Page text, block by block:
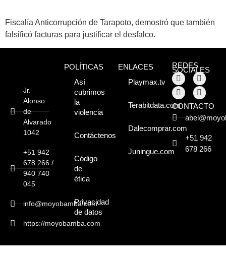
Atractivos
Moyobamba, está
lleno de atractivos
sorprendentes,
¡Descúbrelos!
Fiscalía Anticorrupción de Tarapoto, demostró que también
falsificó facturas para justificar el desfalco.
Jr.
Alonso
de
Alvarado
1042
+51 942
678 266 /
940 740
045
info@moyobamba.com
https://moyobamba.com
POLÍTICAS
Así
cubrimos
la
violencia
Contáctenos
Código
de
ética
Privacidad
de datos
ENLACES
Playmax.tv
Terabitdata.com
Dalecomprar.com
Juningue.com
REDES
SOCIALES
CONTACTO
+51 942
678 266